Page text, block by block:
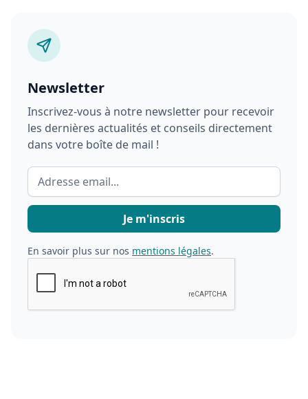
Newsletter
Inscrivez-vous à notre newsletter pour recevoir
les dernières actualités et conseils directement
dans votre boîte de mail !
En savoir plus sur nos mentions légales.